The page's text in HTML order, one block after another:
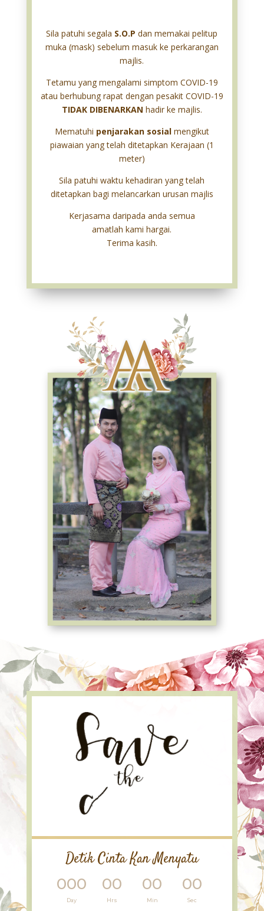
Sila patuhi segala S.O.P dan memakai pelitup
muka (mask) sebelum masuk ke perkarangan
majlis.
Tetamu yang mengalami simptom COVID-19
atau berhubung rapat dengan pesakit COVID-19
TIDAK DIBENARKAN hadir ke majlis.
Mematuhi penjarakan sosialmengikut
piawaian yang telah ditetapkan Kerajaan (1
meter)
Sila patuhi waktu kehadiran yang telah
ditetapkan bagi melancarkan urusan majlis
Kerjasama daripada anda semua
amatlah kami hargai.
Terima kasih.
Detik Cinta Kan Menyatu
000
Day
00
Hrs
00
Min
00
Sec